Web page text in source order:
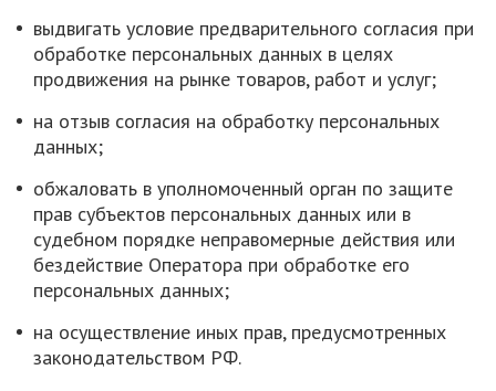
выдвигать условие предварительного согласия при
обработке персональных данных в целях
продвижения на рынке товаров, работ и услуг;
на отзыв согласия на обработку персональных
данных;
обжаловать в уполномоченный орган по защите
прав субъектов персональных данных или в
судебном порядке неправомерные действия или
бездействие Оператора при обработке его
персональных данных;
на осуществление иных прав, предусмотренных
законодательством РФ.